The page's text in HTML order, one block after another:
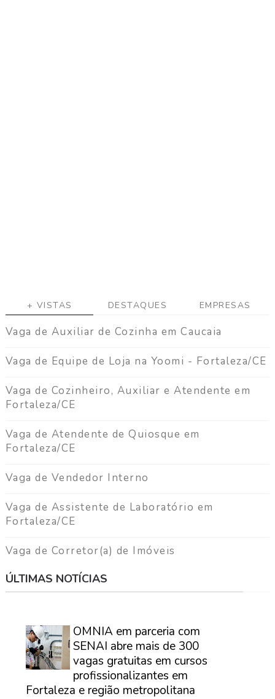
+ VISTAS DESTAQUES EMPRESAS
Vaga de Auxiliar de Cozinha em Caucaia
Vaga de Equipe de Loja na Yoomi - Fortaleza/CE
Vaga de Cozinheiro, Auxiliar e Atendente em
Fortaleza/CE
Vaga de Atendente de Quiosque em
Fortaleza/CE
Vaga de Vendedor Interno
Vaga de Assistente de Laboratório em
Fortaleza/CE
Vaga de Corretor(a) de Imóveis
ÚLTIMAS NOTÍCIAS
OMNIA em parceria com
SENAI abre mais de 300
vagas gratuitas em cursos
profissionalizantes em
Fortaleza e região metropolitana